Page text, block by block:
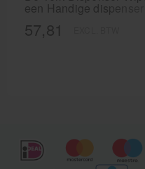
een Handige
17 x 16 cm voor
geleverd in de kleur
57,81